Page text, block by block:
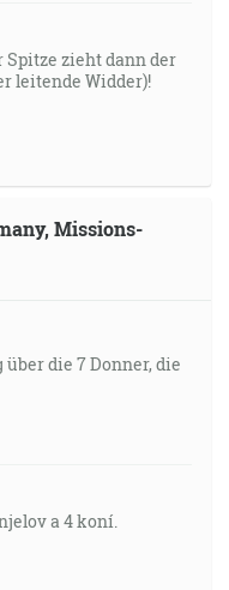
Spitze zieht dann der
leitende Widder)!
Missions-
die 7 Donner, die
a 4 koní.